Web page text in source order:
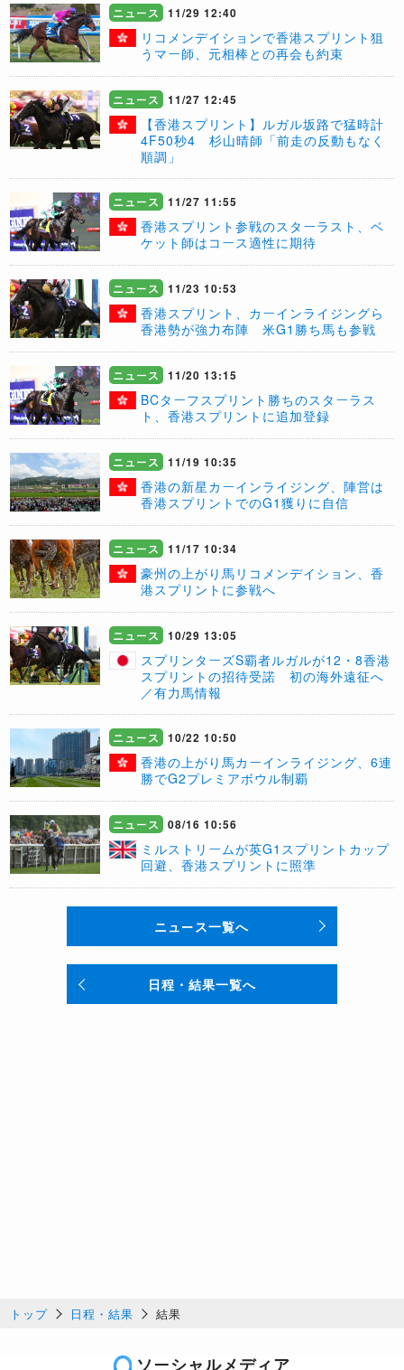
ニュース 11/29 12:40
リコメンデイションで香港スプリント狙
うマー師、元相棒との再会も約束
ニュース 11/27 12:45
【香港スプリント】ルガル坂路で猛時計
4F50秒4 杉山晴師「前走の反動もなく
順調」
ニュース 11/27 11:55
香港スプリント参戦のスターラスト、ベ
ケット師はコース適性に期待
ニュース 11/23 10:53
香港スプリント、カーインライジングら
香港勢が強力布陣 米G1勝ち馬も参戦
ニュース 11/20 13:15
BCターフスプリント勝ちのスターラス
ト、香港スプリントに追加登録
ニュース 11/19 10:35
​香港の新星カーインライジング、陣営は
香港スプリントでのG1獲りに自信
ニュース 11/17 10:34
豪州の上がり馬リコメンデイション、香
港スプリントに参戦へ
ニュース 10/29 13:05
スプリンターズS覇者ルガルが12・8香港
スプリントの招待受諾 初の海外遠征へ
／有力馬情報
ニュース 10/22 10:50
​香港の上がり馬カーインライジング、6連
勝でG2プレミアボウル制覇
ニュース 08/16 10:56
ミルストリームが英G1スプリントカップ
回避、香港スプリントに照準
ニュース一覧へ
日程・結果一覧へ
トップ 日程・結果 結果
ソーシャルメディア